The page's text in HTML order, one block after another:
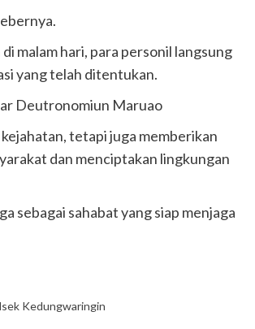
malam hari, para personil langsung
yang telah ditentukan.
Deutronomiun Maruao
tetapi juga memberikan
dan menciptakan lingkungan
sebagai sahabat yang siap menjaga
Kedungwaringin